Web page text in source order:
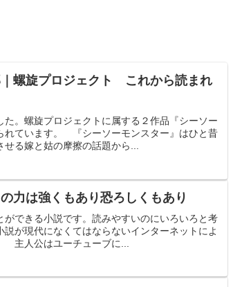
｜螺旋プロジェクト これから読まれ
。螺旋プロジェクトに属する２作品『シーソー
れています。 『シーソーモンスター』はひと昔
る嫁と姑の摩擦の話題から...
力は強くもあり恐ろしくもあり
ができる小説です。読みやすいのにいろいろと考
が現代になくてはならないインターネットによ
主人公はユーチューブに...